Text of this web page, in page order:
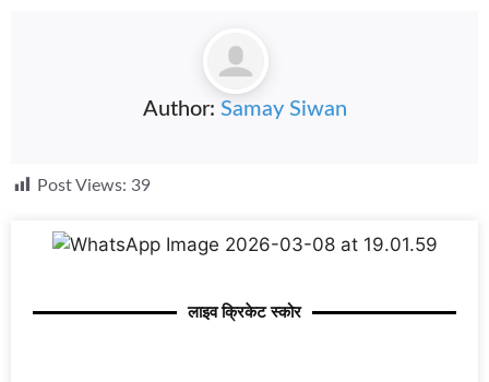
Author: Samay Siwan
Post Views: 39
लाइव क्रिकेट स्कोर